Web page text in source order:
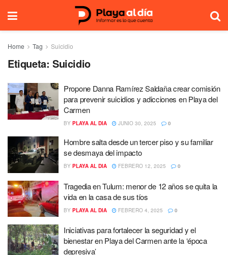
Home Tag Suicidio
Etiqueta: Suicidio
Propone Danna Ramírez Saldaña crear comisión
para prevenir suicidios y adicciones en Playa del
Carmen
BY PLAYA AL DIA JUNIO 30, 2025 0
Hombre salta desde un tercer piso y su familiar
se desmaya del impacto
BY PLAYA AL DIA FEBRERO 12, 2025 0
Tragedia en Tulum: menor de 12 años se quita la
vida en la casa de sus tíos
BY PLAYA AL DIA FEBRERO 4, 2025 0
Iniciativas para fortalecer la seguridad y el
bienestar en Playa del Carmen ante la ‘época
depresiva’